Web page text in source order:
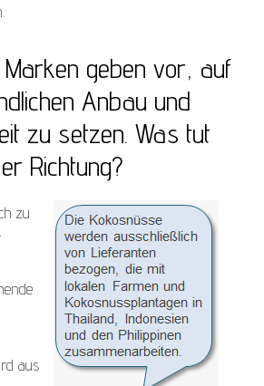
Marken geben vor, auf
Anbau und
zu setzen. Was tut
Richtung?
zu
aus